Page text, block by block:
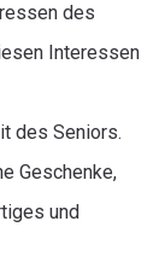
des
Interessen
des Seniors.
Geschenke,
und